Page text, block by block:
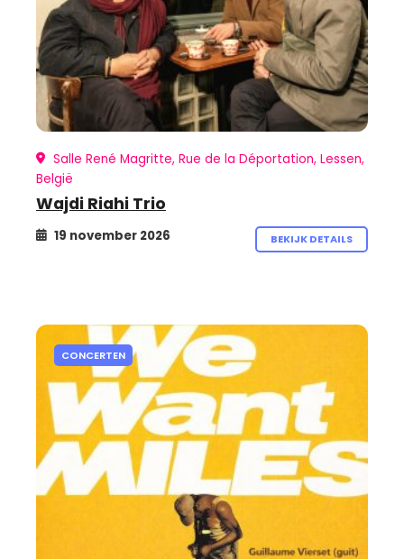
Salle René Magritte, Rue de la Déportation, Lessen,
België
Wajdi Riahi Trio
19 november 2026 BEKIJK DETAILS
CONCERTEN